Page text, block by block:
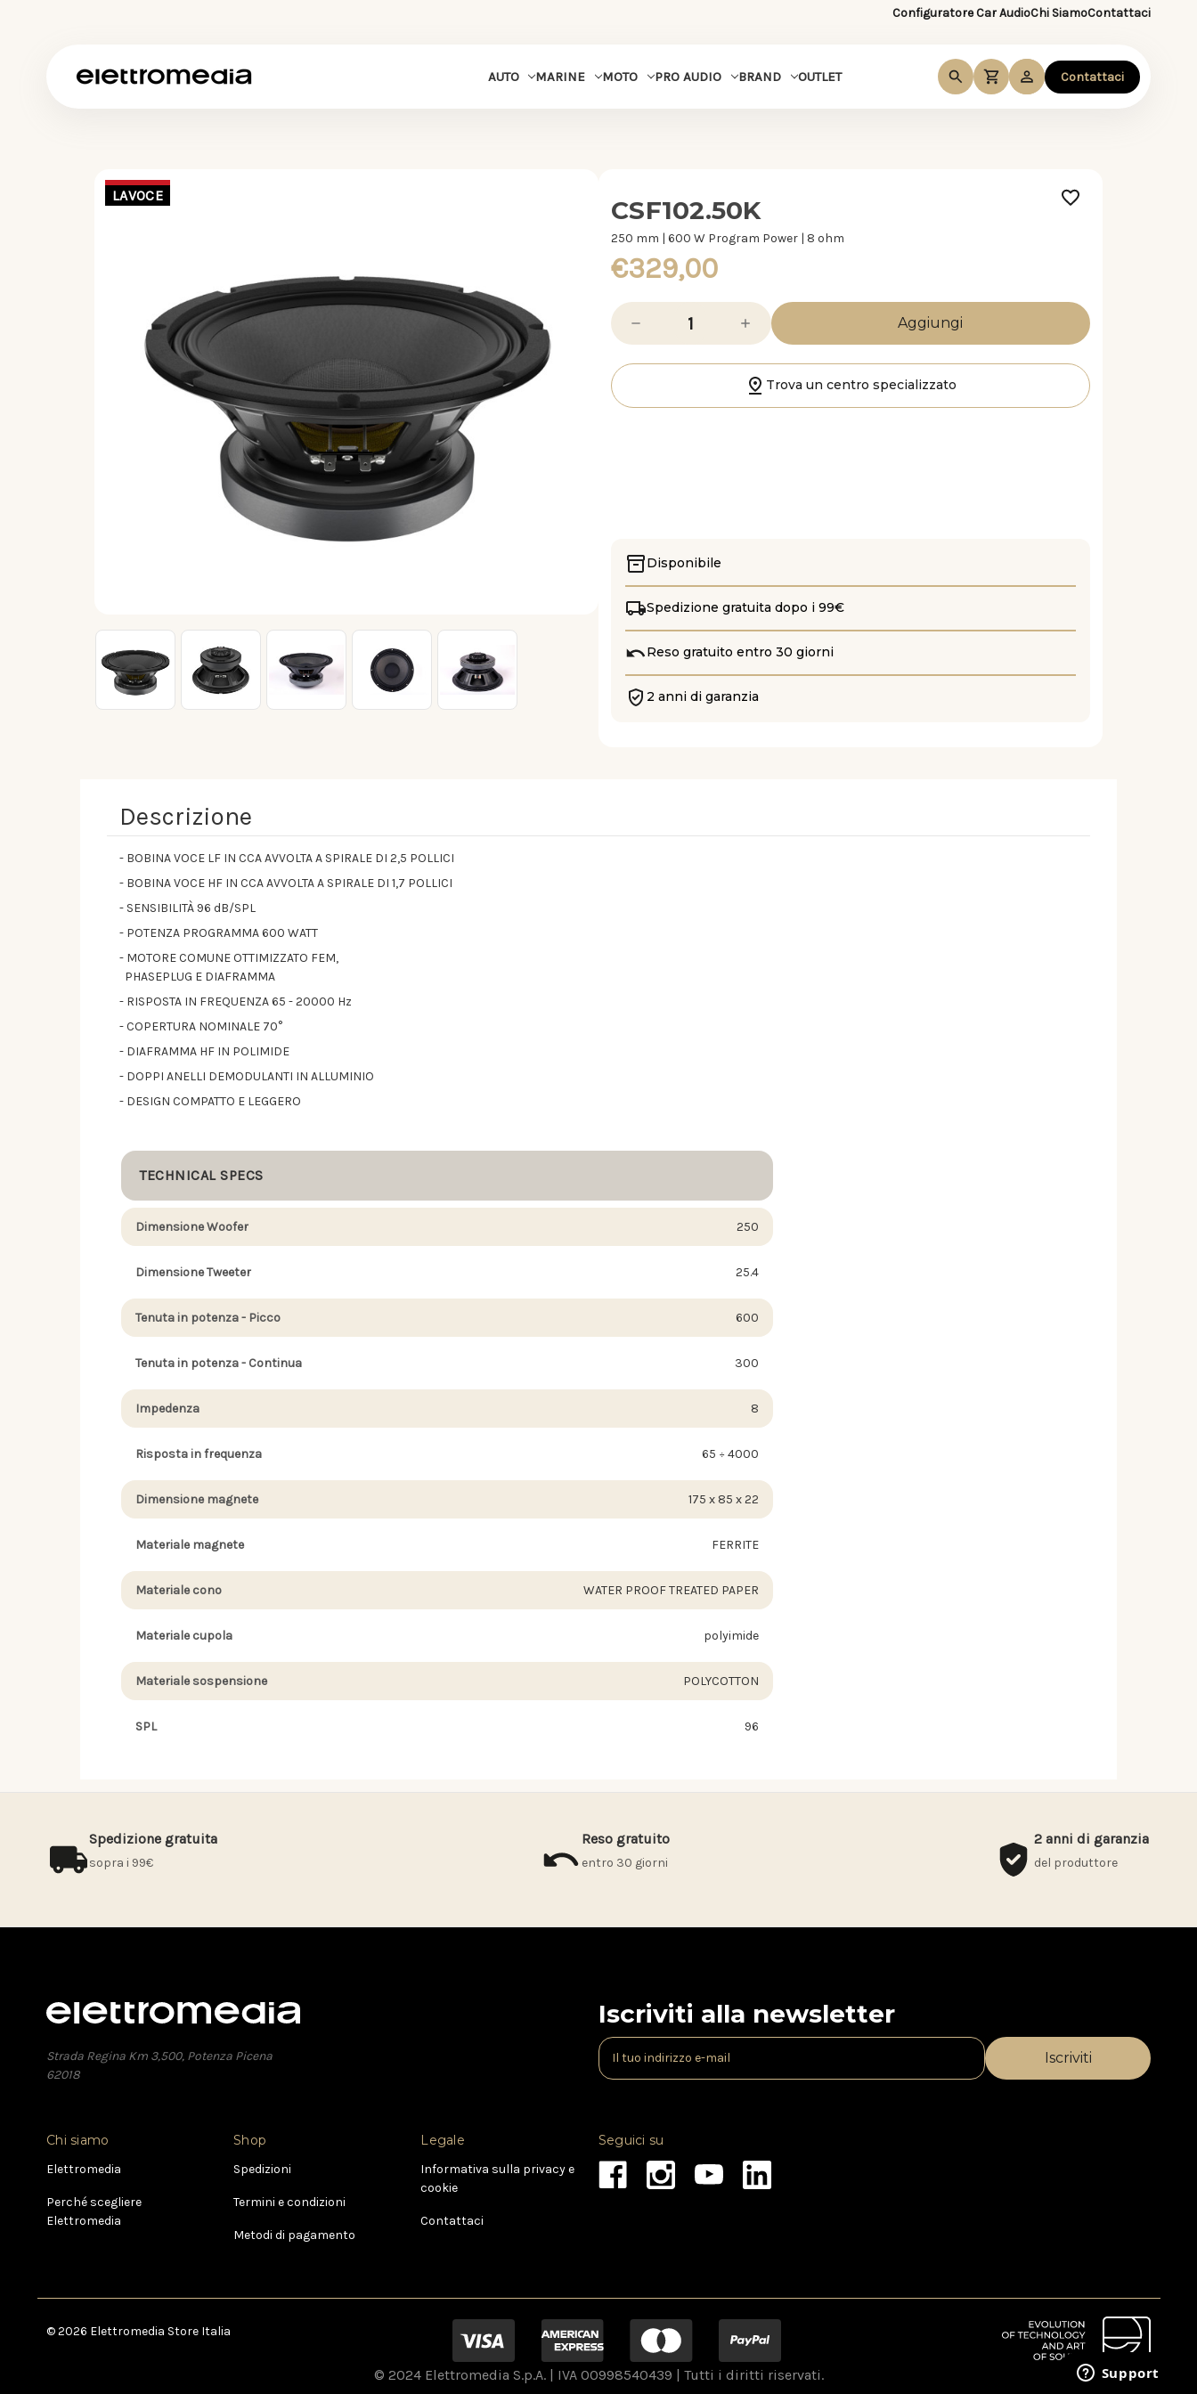
Configuratore Car AudioChi SiamoContattaci
AUTO MARINE MOTO PRO AUDIO BRAND OUTLET Contattaci
LAVOCE CSF102.50K
250 mm | 600 W Program Power | 8 ohm
€329,00
Diminuisci
quantità
di
Aumenta
quantità
di
Trova un centro specializzato
Disponibile
Spedizione gratuita dopo i 99€
Reso gratuito entro 30 giorni
2 anni di garanzia
Descrizione
- BOBINA VOCE LF IN CCA AVVOLTA A SPIRALE DI 2,5 POLLICI
- BOBINA VOCE HF IN CCA AVVOLTA A SPIRALE DI 1,7 POLLICI
- SENSIBILITÀ 96 dB/SPL
- POTENZA PROGRAMMA 600 WATT
- MOTORE COMUNE OTTIMIZZATO FEM,
PHASEPLUG E DIAFRAMMA
- RISPOSTA IN FREQUENZA 65 - 20000 Hz
- COPERTURA NOMINALE 70°
- DIAFRAMMA HF IN POLIMIDE
- DOPPI ANELLI DEMODULANTI IN ALLUMINIO
- DESIGN COMPATTO E LEGGERO
TECHNICAL SPECS
Dimensione Woofer 250
Dimensione Tweeter 25.4
Tenuta in potenza - Picco 600
Tenuta in potenza - Continua 300
Impedenza 8
Risposta in frequenza 65 ÷ 4000
Dimensione magnete 175 x 85 x 22
Materiale magnete FERRITE
Materiale cono WATER PROOF TREATED PAPER
Materiale cupola polyimide
Materiale sospensione POLYCOTTON
SPL 96
Spedizione gratuita
sopra i 99€
Reso gratuito
entro 30 giorni
2 anni di garanzia
del produttore
Strada Regina Km 3,500, Potenza Picena
62018
Iscriviti alla newsletter
I
n
i
z
Chi siamo
Elettromedia
Perché scegliere
Elettromedia
Shop
Spedizioni
Termini e condizioni
Metodi di pagamento
Legale
Informativa sulla privacy e
cookie
Contattaci
Seguici su
© 2026 Elettromedia Store Italia
© 2024 Elettromedia S.p.A. | IVA 00998540439 | Tutti i diritti riservati.